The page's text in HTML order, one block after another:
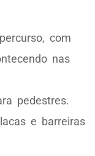
com
nas
pedestres.
e barreiras